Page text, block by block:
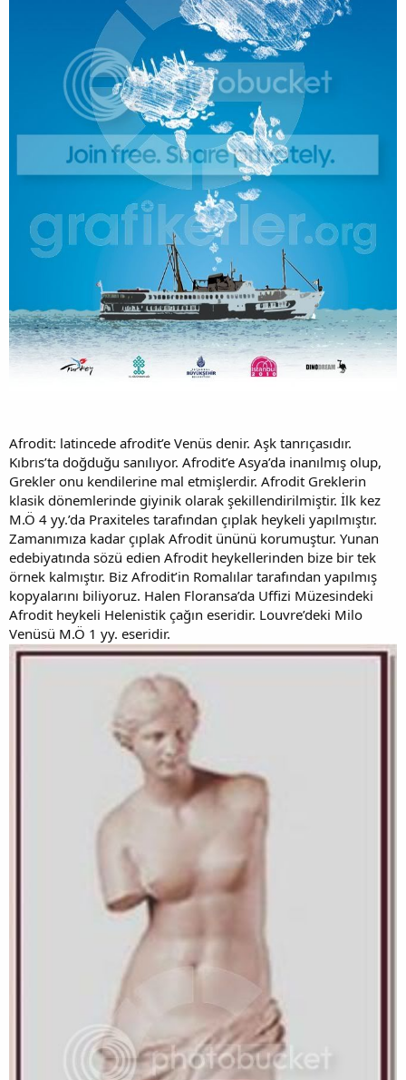
Afrodit: latincede afrodit’e Venüs denir. Aşk tanrıçasıdır.
Kıbrıs’ta doğduğu sanılıyor. Afrodit’e Asya’da inanılmış olup,
Grekler onu kendilerine mal etmişlerdir. Afrodit Greklerin
klasik dönemlerinde giyinik olarak şekillendirilmiştir. İlk kez
M.Ö 4 yy.’da Praxiteles tarafından çıplak heykeli yapılmıştır.
Zamanımıza kadar çıplak Afrodit ününü korumuştur. Yunan
edebiyatında sözü edien Afrodit heykellerinden bize bir tek
örnek kalmıştır. Biz Afrodit’in Romalılar tarafından yapılmış
kopyalarını biliyoruz. Halen Floransa’da Uffizi Müzesindeki
Afrodit heykeli Helenistik çağın eseridir. Louvre’deki Milo
Venüsü M.Ö 1 yy. eseridir.